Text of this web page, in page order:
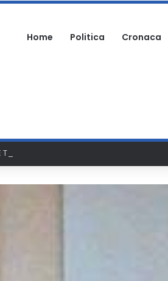
Home Politica Cronaca
IN ELICOTTERO ALL’OSPEDALE DI